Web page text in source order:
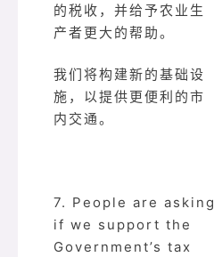
的税收，并给予农业生
产者更大的帮助。
我们将构建新的基础设
施，以提供更便利的市
内交通。
7. People are asking
if we support the
Government’s tax